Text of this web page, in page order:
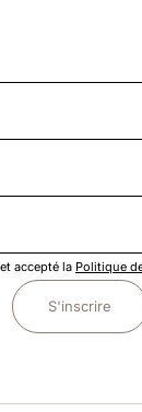
accepté la Politique
S'inscrire